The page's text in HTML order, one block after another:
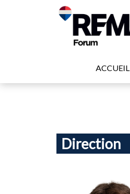
ACCUEIL
Direction